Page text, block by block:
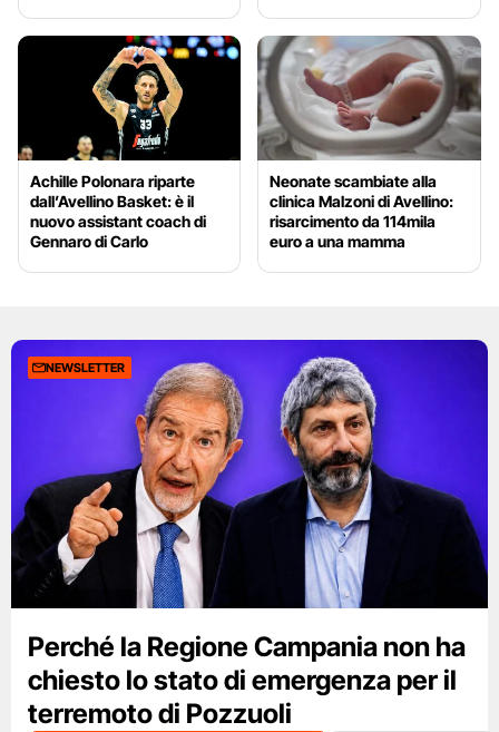
Achille Polonara riparte
dall’Avellino Basket: è il
nuovo assistant coach di
Gennaro di Carlo
Neonate scambiate alla
clinica Malzoni di Avellino:
risarcimento da 114mila
euro a una mamma
NEWSLETTER
Perché la Regione Campania non ha
chiesto lo stato di emergenza per il
terremoto di Pozzuoli